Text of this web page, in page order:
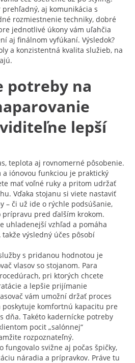
aj komunikácia s
rozmiestnenie techniky, dobré
jednotlivé úkony vám uľahčia
aj finálnom vyfúkaní. Výsledok?
a konzistentná kvalita služieb, na
potreby na
lepší
teplota aj rovnomerné pôsobenie.
a iónovou funkciou je praktický
mať voľné ruky a pritom udržať
Vďaka stojanu si viete nastaviť
– či už ide o rýchle podsúšanie,
pred ďalším krokom.
uhladenejší vzhľad a pomáha
výsledný účes pôsobí
s pridanou hodnotou je
vlasov so stojanom. Para
pri ktorých chcete
a lepšie prijímanie
vám umožní držať proces
komfortnú kapacitu pre
dňa. Takéto kadernícke potreby
pocit „salónnej“
rozpoznateľný.
fungovalo svižne aj počas špičky,
náradia a prípravkov. Práve tu